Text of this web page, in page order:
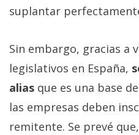
suplantar
Sin embargo, gracias a
legislativos en España,
alias que es una base
las empresas deben
remitente. Se prevé